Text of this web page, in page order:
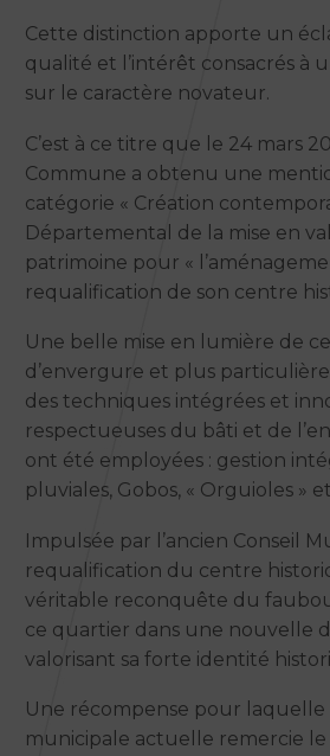
Cette distinction apporte un
qualité et l’intérêt consacrés à
sur le caractère novateur.
C’est à ce titre que le 24 mars
Commune a obtenu une
catégorie « Création
Départemental de la mise en
patrimoine pour «
requalification de son centre
Une belle mise en lumière de
d’envergure et plus
des techniques intégrées et
respectueuses du bâti et de
ont été employées : gestion
pluviales, Gobos, « Orguioles »
Impulsée par l’ancien Conseil
requalification du centre
véritable reconquête du
ce quartier dans une nouvelle
valorisant sa forte identité
Une récompense pour laquelle
municipale actuelle remercie